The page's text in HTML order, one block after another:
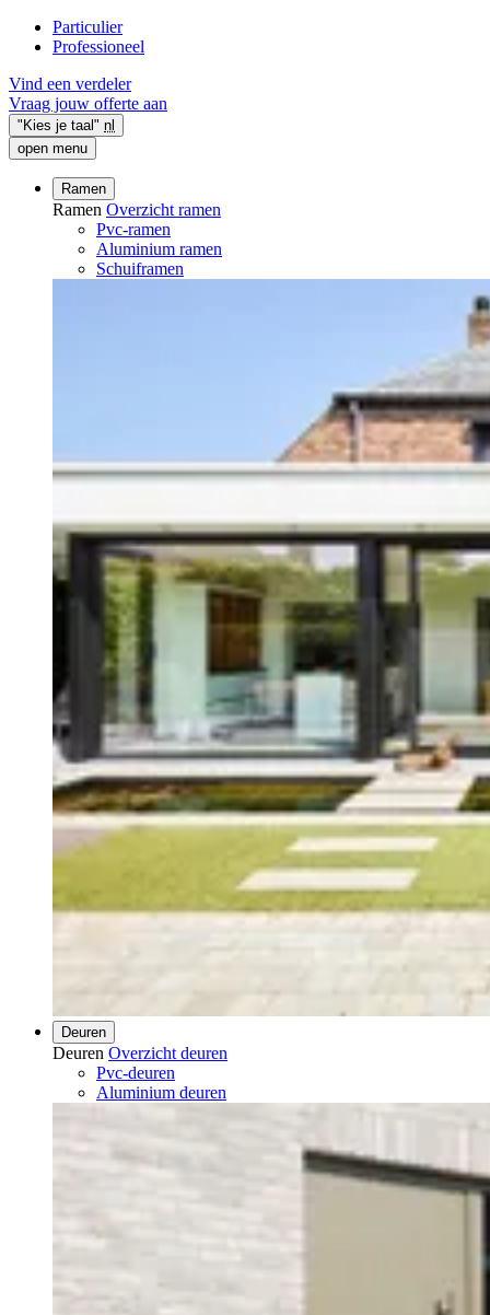
Particulier
Professioneel
Vind een verdeler
Vraag jouw offerte aan
"Kies je taal" nl
open menu
Ramen
Ramen Overzicht ramen
Pvc-ramen
Aluminium ramen
Schuiframen
Deuren
Deuren Overzicht deuren
Pvc-deuren
Aluminium deuren